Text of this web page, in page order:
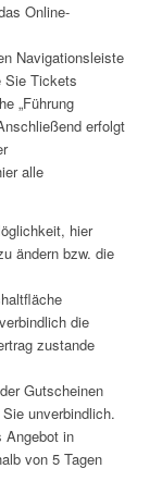
Online-
Navigationsleiste
Sie Tickets
„Führung
erfolgt
alle
hier
ändern bzw. die
die
zustande
Gutscheinen
unverbindlich.
Angebot in
von 5 Tagen